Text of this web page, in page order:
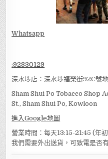
Whatsapp
:92830129
深水埗店：深水埗福榮街92C號
Sham Shui Po Tobacco Shop
St., Sham Shui Po, Kowloon
進入Google地圖
營業時間：每天13:15-21:45 (年
我們需要外出送貨，可致電是否